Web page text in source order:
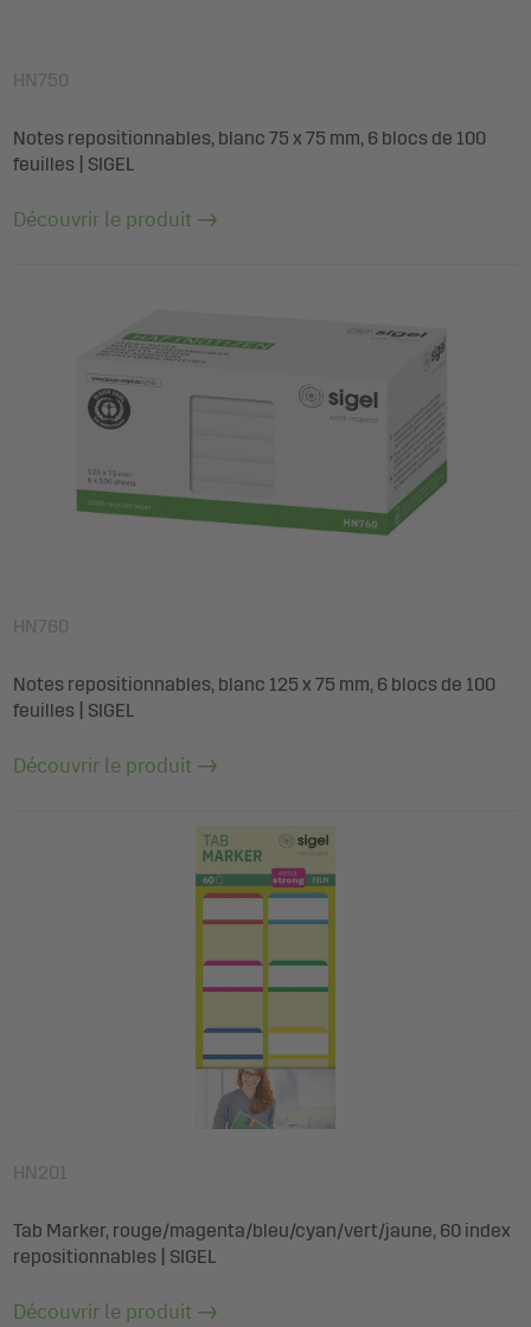
HN750
Notes repositionnables, blanc 75 x 75 mm, 6 blocs de 100
feuilles | SIGEL
Découvrir le produit
HN760
Notes repositionnables, blanc 125 x 75 mm, 6 blocs de 100
feuilles | SIGEL
Découvrir le produit
HN201
Tab Marker, rouge/magenta/bleu/cyan/vert/jaune, 60 index
repositionnables | SIGEL
Découvrir le produit